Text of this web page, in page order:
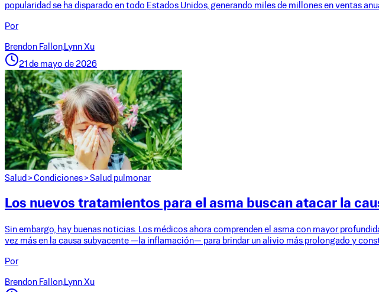
popularidad se ha disparado en todo Estados Unidos, generando miles de millones en ventas
Por
Brendon Fallon,Lynn Xu
21 de mayo de 2026
Salud > Condiciones > Salud pulmonar
Los nuevos tratamientos para el asma buscan atacar la
Sin embargo, hay buenas noticias. Los médicos ahora comprenden el asma con mayor
vez más en la causa subyacente —la inflamación— para brindar un alivio más prolongado y
Por
Brendon Fallon, Lynn Xu